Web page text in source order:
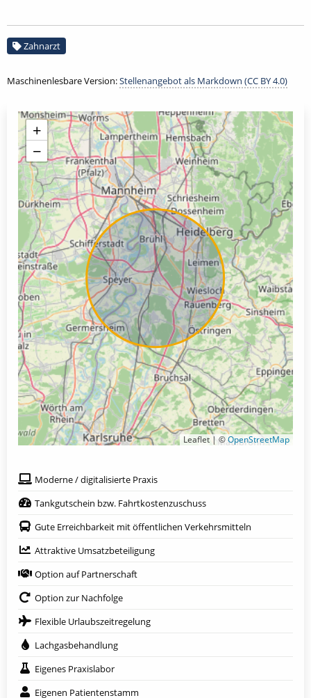
Zahnarzt
Maschinenlesbare Version:Stellenangebot als Markdown (CC BY 4.0)
+
−
Leaflet | ©OpenStreetMap
Moderne / digitalisierte Praxis
Tankgutschein bzw. Fahrtkostenzuschuss
Gute Erreichbarkeit mit öffentlichen Verkehrsmitteln
Attraktive Umsatzbeteiligung
Option auf Partnerschaft
Option zur Nachfolge
Flexible Urlaubszeitregelung
Lachgasbehandlung
Eigenes Praxislabor
Eigenen Patientenstamm